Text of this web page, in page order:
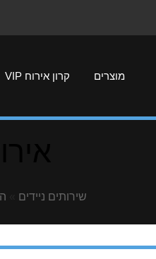
מוצרים קרון אירוח VIP
שירותים ניידים